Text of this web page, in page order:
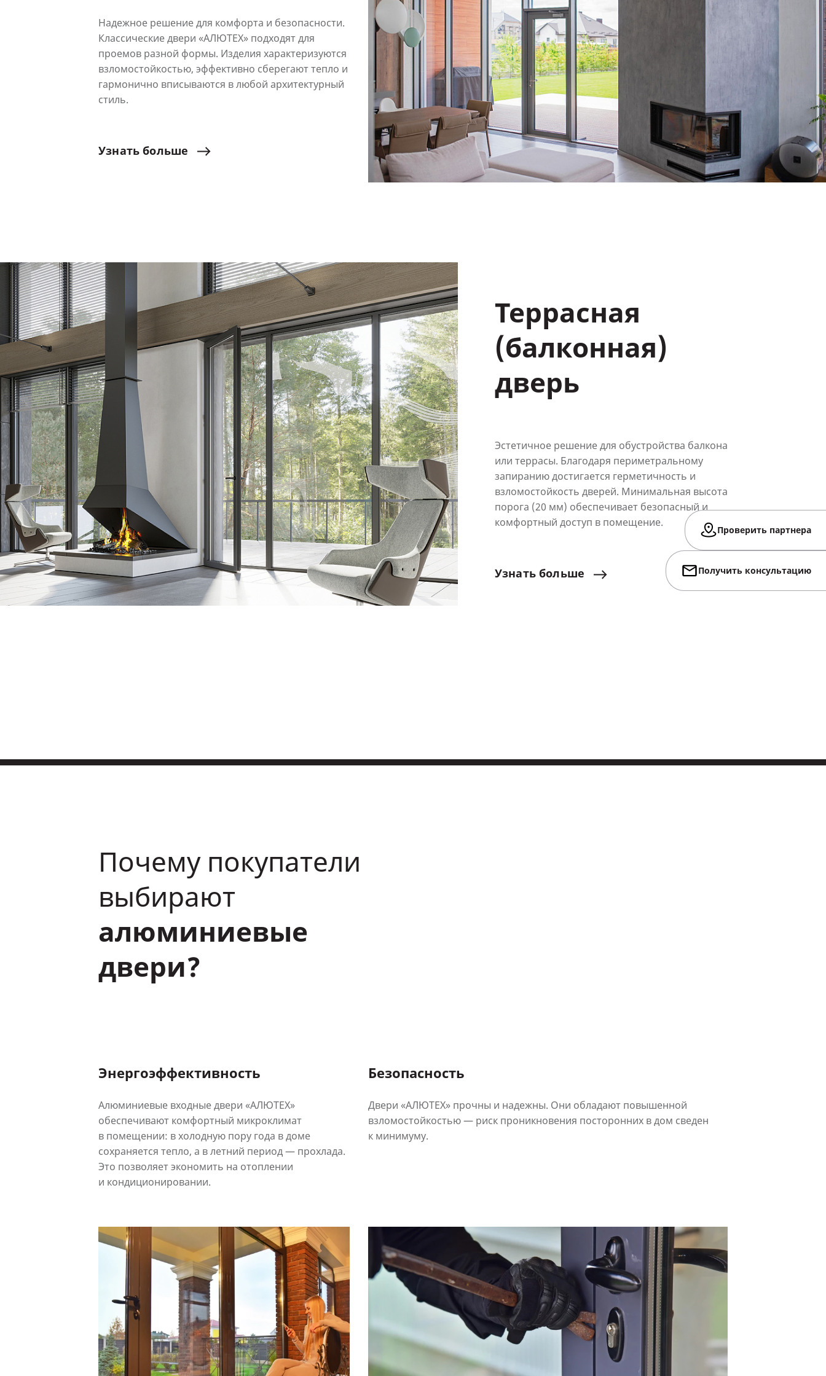
Надежное решение для комфорта и безопасности.
Классические двери «АЛЮТЕХ» подходят для
проемов разной формы. Изделия характеризуются
взломостойкостью, эффективно сберегают тепло и
гармонично вписываются в любой архитектурный
стиль.
Узнать больше
Террасная
(балконная)
дверь
Эстетичное решение для обустройства балкона
или террасы. Благодаря периметральному
запиранию достигается герметичность и
взломостойкость дверей. Минимальная высота
порога (20 мм) обеспечивает безопасный и
комфортный доступ в помещение.
Узнатьбольше
Почему покупатели
выбирают
алюминиевые
двери?
Энергоэффективность
Алюминиевые входные двери «АЛЮТЕХ»
обеспечивают комфортный микроклимат
в помещении: в холодную пору года в доме
сохраняется тепло, а в летний период — прохлада.
Это позволяет экономить на отоплении
и кондиционировании.
Безопасность
Двери «АЛЮТЕХ» прочны и надежны. Они обладают повышенной
взломостойкостью — риск проникновения посторонних в дом сведен
к минимуму.
Проверить партнера
Получить консультацию